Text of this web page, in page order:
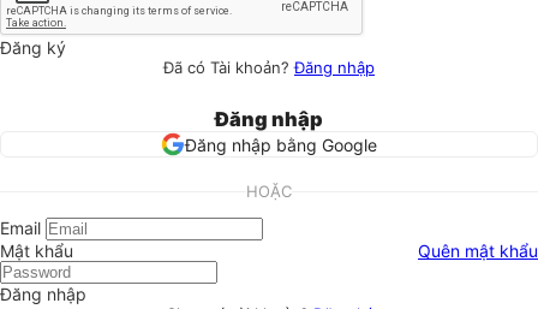
Đăng ký
Đã có Tài khoản?Đăng nhập
Đăng nhập
Đăng nhập bằng Google
HOẶC
Email
Mật khẩu
Quên mật khẩu
Đăng nhập